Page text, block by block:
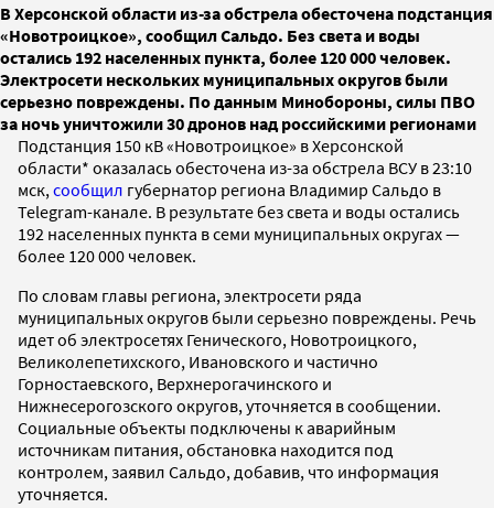
В Херсонской области из-за обстрела обесточена подстанция
«Новотроицкое», сообщил Сальдо. Без света и воды
остались 192 населенных пункта, более 120 000 человек.
Электросети нескольких муниципальных округов были
серьезно повреждены. По данным Минобороны, силы ПВО
за ночь уничтожили 30 дронов над российскими регионами
Подстанция 150 кВ «Новотроицкое» в Херсонской
области* оказалась обесточена из-за обстрела ВСУ в 23:10
мск, сообщил губернатор региона Владимир Сальдо в
Telegram-канале. В результате без света и воды остались
192 населенных пункта в семи муниципальных округах —
более 120 000 человек.
По словам главы региона, электросети ряда
муниципальных округов были серьезно повреждены. Речь
идет об электросетях Генического, Новотроицкого,
Великолепетихского, Ивановского и частично
Горностаевского, Верхнерогачинского и
Нижнесерогозского округов, уточняется в сообщении.
Социальные объекты подключены к аварийным
источникам питания, обстановка находится под
контролем, заявил Сальдо, добавив, что информация
уточняется.